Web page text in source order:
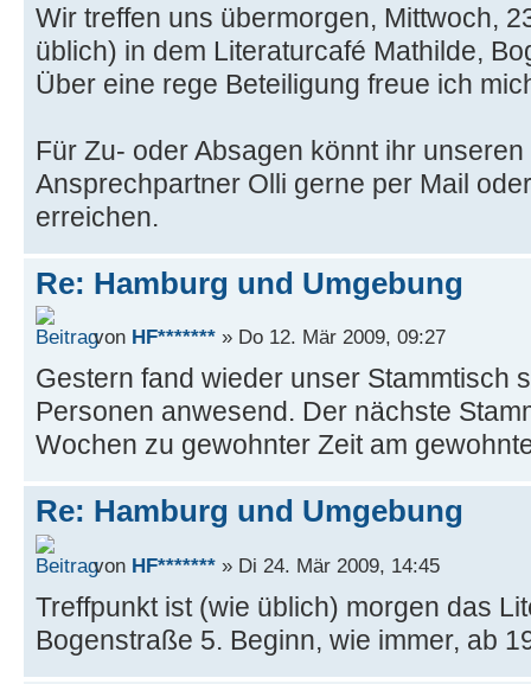
Wir treffen uns übermorgen, Mittwoch,
üblich) in dem Literaturcafé Mathilde,
Über eine rege Beteiligung freue ich
Für Zu- oder Absagen könnt ihr
Ansprechpartner Olli gerne per Mail
erreichen.
Re: Hamburg und Umgebung
von HF******* » Do 12. Mär 2009, 09:27
Gestern fand wieder unser Stammtisch
Personen anwesend. Der nächste
Wochen zu gewohnter Zeit am
Re: Hamburg und Umgebung
von HF******* » Di 24. Mär 2009, 14:45
Treffpunkt ist (wie üblich) morgen das
Bogenstraße 5. Beginn, wie immer, ab